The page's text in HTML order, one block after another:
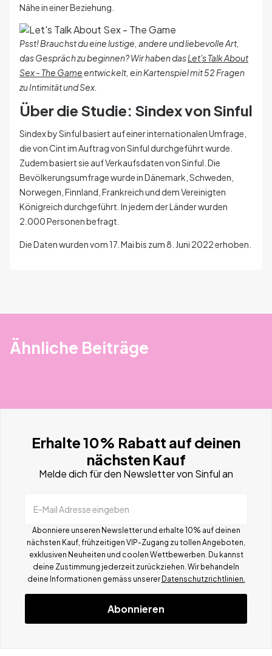
Nähe in einer Beziehung.
Psst! Brauchst du eine lustige, andere und liebevolle Art,
das Gespräch zu beginnen? Wir haben dasLet's Talk About
Sex - The Gameentwickelt, ein Kartenspiel mit 52 Fragen
zu Intimität und Sex.
Über die Studie: Sindex von Sinful
Sindex by Sinful basiert auf einer internationalen Umfrage,
die von Cint im Auftrag von Sinful durchgeführt wurde.
Zudem basiert sie auf Verkaufsdaten von Sinful. Die
Bevölkerungsumfrage wurde in Dänemark, Schweden,
Norwegen, Finnland, Frankreich und dem Vereinigten
Königreich durchgeführt. In jedem der Länder wurden
2.000 Personen befragt.
Die Daten wurden vom 17. Mai bis zum 8. Juni 2022 erhoben.
Ähnliche Beiträge
Erhalte 10% Rabatt auf deinen
nächsten Kauf
Melde dich für den Newsletter von Sinful an
E-Mail Adresse eingeben
Abonniere unseren Newsletter und erhalte 10% auf deinen
nächsten Kauf, frühzeitigen VIP-Zugang zu tollen Angeboten,
exklusiven Neuheiten und coolen Wettbewerben. Du kannst
deine Zustimmung jederzeit zurückziehen. Wir behandeln
deine Informationen gemäss unserer Datenschutzrichtlinien.
Abonnieren